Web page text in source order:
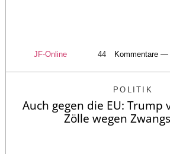
JF-Online 44 Kommentare —
POLITIK
Auch gegen die EU: Trump
Zölle wegen